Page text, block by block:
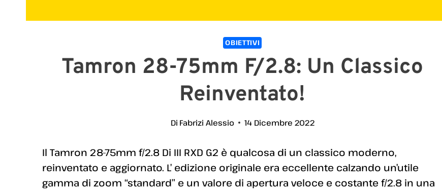
OBIETTIVI
Tamron 28-75mm F/2.8: Un Classico
Reinventato!
Di Fabrizi Alessio 14 Dicembre 2022
Il Tamron 28-75mm f/2.8 Di III RXD G2 è qualcosa di un classico moderno,
reinventato e aggiornato. L’ edizione originale era eccellente calzando un’utile
gamma di zoom “standard” e un valore di apertura veloce e costante f/2.8 in una